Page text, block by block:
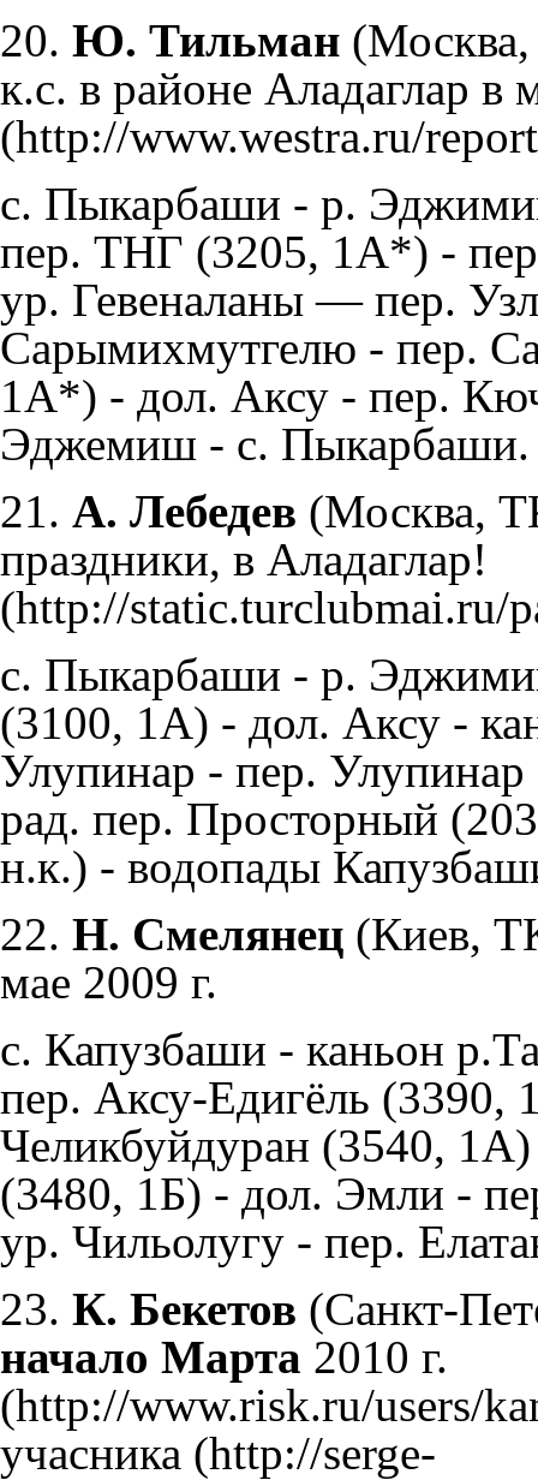
20. Ю. Тильман
к.с. в районе Аладаглар в
с. Пыкарбаши - р.
пер. ТНГ (3205, 1А*) -
ур. Гевеналаны — пер.
Сарымихмутгелю - пер.
1А*) - дол. Аксу - пер.
Эджемиш - с. Пыкарбаши.
21. А. Лебедев (Москва,
праздники, в Аладаглар!
с. Пыкарбаши - р.
(3100, 1А) - дол. Аксу -
Улупинар - пер.
рад. пер. Просторный
н.к.) - водопады
22. Н. Смелянец (Киев,
мае 2009 г.
с. Капузбаши - каньон
пер. Аксу-Едигёль (3390,
Челикбуйдуран (3540,
(3480, 1Б) - дол. Эмли -
ур. Чильолугу - пер.
23. К. Бекетов (Санкт-
начало Марта 2010 г.
учасника